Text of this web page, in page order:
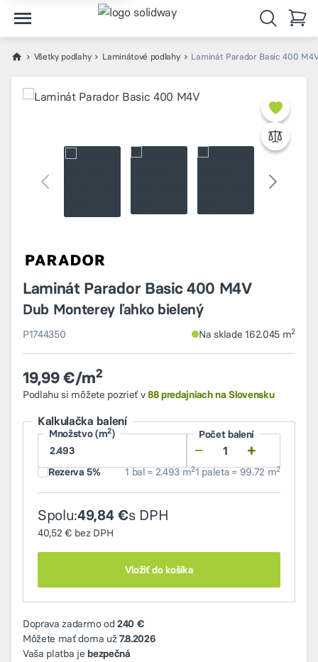
Všetky podlahy Laminátové podlahy Laminát Parador Basic 400
Laminát Parador Basic 400 M4V
Dub Monterey ľahko bielený
P1744350 Na sklade 162.045 m2
19,99 €/m2
Podlahu si môžete pozrieť v88 predajniach na Slovensku
Kalkulačka balení
Množstvo (m2) Počet balení
− +
Rezerva 5% 1 bal = 2.493 m21 paleta = 99.72 m2
Spolu:49,84 €s DPH
40,52 € bez DPH
Vložiť do košíka
Doprava zadarmo od240 €
Môžete mať doma už7.8.2026
Vaša platba jebezpečná